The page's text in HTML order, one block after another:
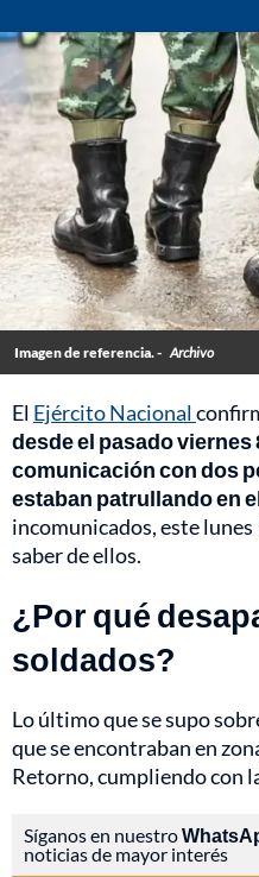
Imagen de referencia. - Archivo
El Ejército Nacional
desde el pasado viernes
comunicación con dos
estaban patrullando en
incomunicados, este
saber de ellos.
¿Por qué
soldados?
Lo último que se supo
que se encontraban en
Retorno, cumpliendo con
Síganos en nuestro
noticias de mayor interés